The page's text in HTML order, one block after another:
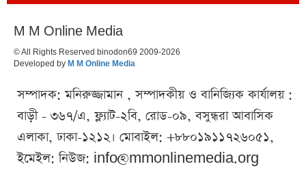
M M Online Media
© All Rights Reserved binodon69 2009-2026
Developed by M M Online Media
সম্পাদক: মনিরুজ্জামান , সম্পাদকীয় ও বানিজ্যিক কার্যালয় :
বাড়ী - ৩৬৭/এ, ফ্ল্যাট-২বি, রোড-০৯, বসুন্ধরা আবাসিক
এলাকা, ঢাকা-১২১২। মোবাইল: +৮৮০১৯১১৭২৬০৫১,
ইমেইল: নিউজ: info@mmonlinemedia.org